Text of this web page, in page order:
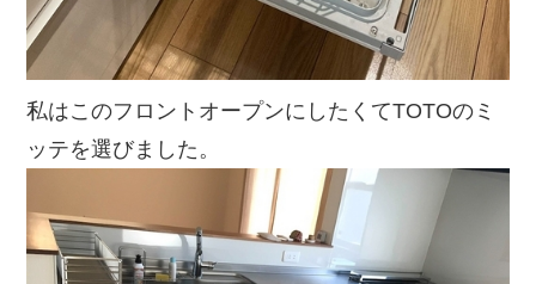
私はこのフロントオープンにしたくてTOTOのミ
ッテを選びました。